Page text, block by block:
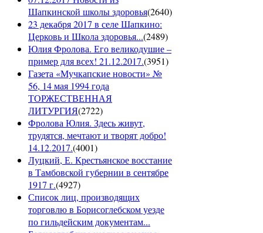
Шапкинской школы здоровья(2640)
23 декабря 2017 в селе Шапкино:
Церковь и Школа здоровья...(2489)
Юлия Фролова. Его великодушие –
пример для всех! 21.12.2017.(3951)
Газета «Мучкапские новости» №
56, 14 мая 1994 года
ТОРЖЕСТВЕННАЯ
ЛИТУРГИЯ(2722)
Фролова Юлия. Здесь живут,
трудятся, мечтают и творят добро!
14.12.2017.(4001)
Луцкий, Е. Крестьянское восстание
в Тамбовской губернии в сентябре
1917 г.(4927)
Список лиц, производящих
торговлю в Борисоглебском уезде
по гильдейским документам...